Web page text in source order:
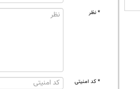
* نظر
* کد امنیتی